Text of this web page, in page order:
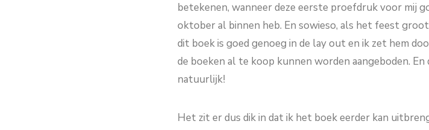
betekenen, wanneer deze eerste proefdruk voor mij
oktober al binnen heb. En sowieso, als het feest groot
dit boek is goed genoeg in de lay out en ik zet hem
de boeken al te koop kunnen worden aangeboden.
natuurlijk!
Het zit er dus dik in dat ik het boek eerder kan